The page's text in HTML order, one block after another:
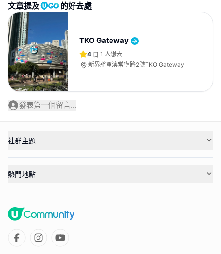
文章提及 的好去處
TKO Gateway
4 1 人想去
新界將軍澳常寧路2號TKO Gateway
發表第一個留言...
社群主題
熱門地點